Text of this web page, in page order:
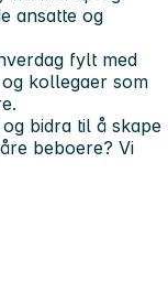
ansatte og
fylt med
kollegaer som
bidra til å skape
beboere? Vi